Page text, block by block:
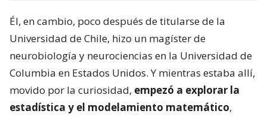
Él, en cambio, poco después de titularse de la
Universidad de Chile, hizo un magíster de
neurobiología y neurociencias en la Universidad de
Columbia en Estados Unidos. Y mientras estaba allí,
movido por la curiosidad, empezó a explorar la
estadística y el modelamiento matemático,